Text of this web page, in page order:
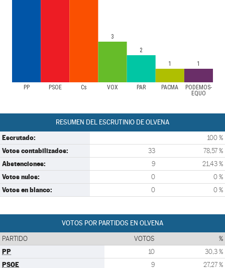
PP PSOE Cs VOX PAR PACMA
PODEMOS-
EQUO
3
2
1
1
RESUMEN DEL ESCRUTINIO DE OLVENA
Escrutado: 100 %
Votos contabilizados: 33 78,57 %
Abstenciones: 9 21,43 %
Votos nulos: 0 0 %
Votos en blanco: 0 0 %
VOTOS POR PARTIDOS EN OLVENA
PARTIDO VOTOS %
PP 10 30,3 %
PSOE 9 27,27 %